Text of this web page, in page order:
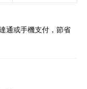
通或手機支付，節省